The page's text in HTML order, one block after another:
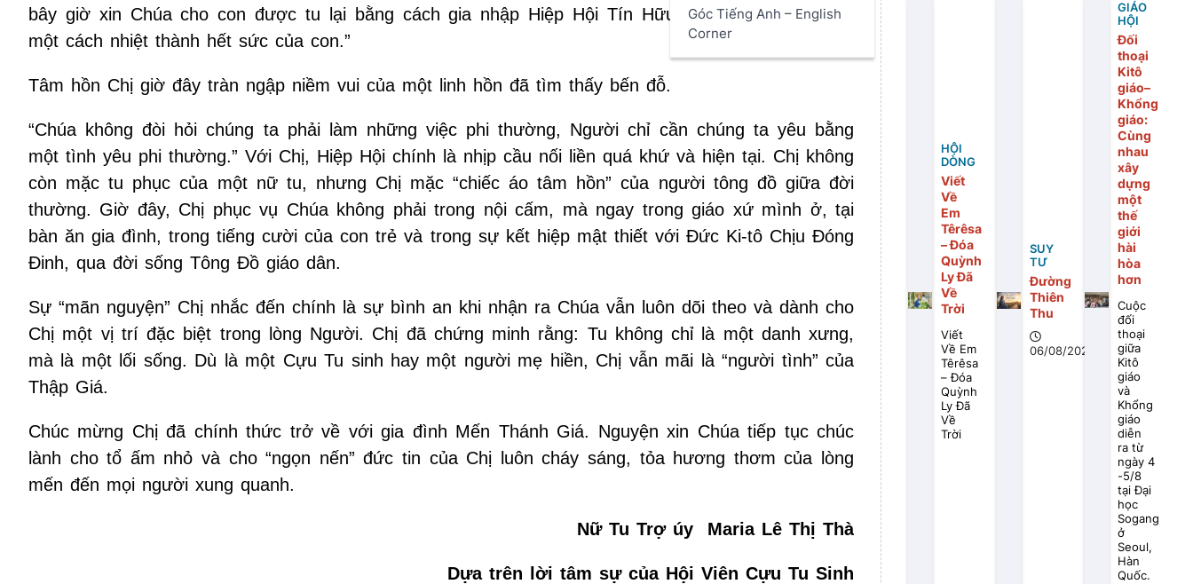
Góc Tiếng Anh – English
Corner
bây giờ xin Chúa cho con được tu lại bằng cách gia nhập Hiệp Hội Tín Hữu Mến Thánh Giá Huế
một cách nhiệt thành hết sức của con.”
Tâm hồn Chị giờ đây tràn ngập niềm vui của một linh hồn đã tìm thấy bến đỗ.
“Chúa không đòi hỏi chúng ta phải làm những việc phi thường, Người chỉ cần chúng ta yêu bằng
một tình yêu phi thường.” Với Chị, Hiệp Hội chính là nhịp cầu nối liền quá khứ và hiện tại. Chị không
còn mặc tu phục của một nữ tu, nhưng Chị mặc “chiếc áo tâm hồn” của người tông đồ giữa đời
thường. Giờ đây, Chị phục vụ Chúa không phải trong nội cấm, mà ngay trong giáo xứ mình ở, tại
bàn ăn gia đình, trong tiếng cười của con trẻ và trong sự kết hiệp mật thiết với Đức Ki-tô Chịu Đóng
Đinh, qua đời sống Tông Đồ giáo dân.
Sự “mãn nguyện” Chị nhắc đến chính là sự bình an khi nhận ra Chúa vẫn luôn dõi theo và dành cho
Chị một vị trí đặc biệt trong lòng Người. Chị đã chứng minh rằng: Tu không chỉ là một danh xưng,
mà là một lối sống. Dù là một Cựu Tu sinh hay một người mẹ hiền, Chị vẫn mãi là “người tình” của
Thập Giá.
Chúc mừng Chị đã chính thức trở về với gia đình Mến Thánh Giá. Nguyện xin Chúa tiếp tục chúc
lành cho tổ ấm nhỏ và cho “ngọn nến” đức tin của Chị luôn cháy sáng, tỏa hương thơm của lòng
mến đến mọi người xung quanh.
Nữ Tu Trợ úy Maria Lê Thị Thà
Dựa trên lời tâm sự của Hội Viên Cựu Tu Sinh
HỘI
DÒNG
Viết
Về
Em
Têrêsa
– Đóa
Quỳnh
Ly Đã
Về
Trời
Viết
Về Em
Têrêsa
– Đóa
Quỳnh
Ly Đã
Về
Trời
SUY
TƯ
Đường
Thiên
Thu
06/08/2026
GIÁO
HỘI
Đối
thoại
Kitô
giáo–
Khổng
giáo:
Cùng
nhau
xây
dựng
một
thế
giới
hài
hòa
hơn
Cuộc
đối
thoại
giữa
Kitô
giáo
và
Khổng
giáo
diễn
ra từ
ngày 4
-5/8
tại Đại
học
Sogang
ở
Seoul,
Hàn
Quốc.